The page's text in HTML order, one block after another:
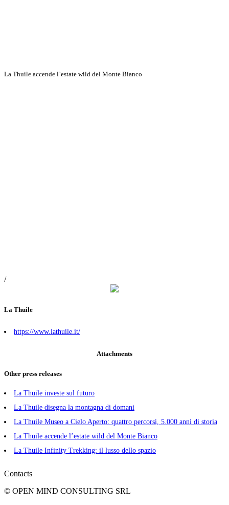
La Thuile accende l’estate wild del Monte Bianco
/
La Thuile
https://www.lathuile.it/
Attachments
Other press releases
La Thuile investe sul futuro
La Thuile disegna la montagna di domani
La Thuile Museo a Cielo Aperto: quattro percorsi, 5.000 anni di storia
La Thuile accende l’estate wild del Monte Bianco
La Thuile Infinity Trekking: il lusso dello spazio
Contacts
© OPEN MIND CONSULTING SRL